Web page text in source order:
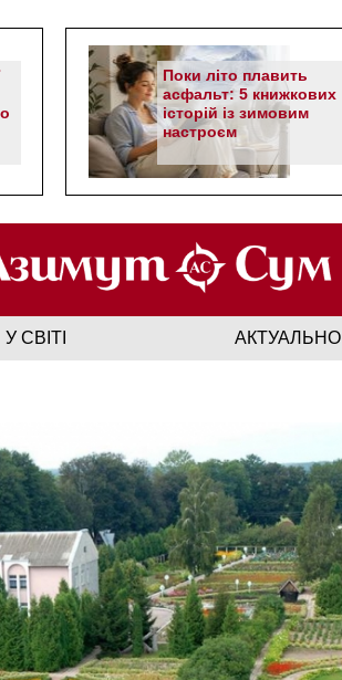
Поки літо плавить
асфальт: 5 книжкових
історій із зимовим
настроєм
У СВІТІ АКТУАЛЬНО